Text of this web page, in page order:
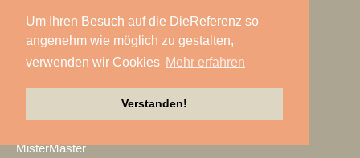
Um Ihren Besuch auf die DieReferenz so
angenehm wie möglich zu gestalten,
verwenden wir Cookies Mehr erfahren
Verstanden!
MEGATECH
Merging Technologies
Mersive
MisterMaster